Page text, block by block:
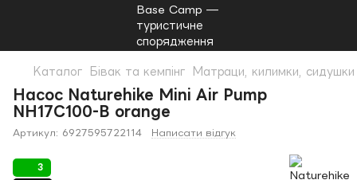
Каталог Бівак та кемпінг Матраци, килимки, сидушки
Насос Naturehike Mini Air Pump
NH17C100-B orange
Артикул: 6927595722114 Написати відгук
3